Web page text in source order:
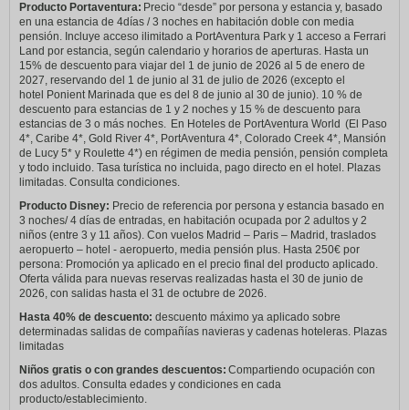
Producto Portaventura: Precio “desde” por persona y estancia y, basado
en una estancia de 4días / 3 noches en habitación doble con media
pensión. Incluye acceso ilimitado a PortAventura Park y 1 acceso a Ferrari
Land por estancia, según calendario y horarios de aperturas. Hasta un
15% de descuento para viajar del 1 de junio de 2026 al 5 de enero de
2027, reservando del 1 de junio al 31 de julio de 2026 (excepto el
hotel Ponient Marinada que es del 8 de junio al 30 de junio). 10 % de
descuento para estancias de 1 y 2 noches y 15 % de descuento para
estancias de 3 o más noches. En Hoteles de PortAventura World (El Paso
4*, Caribe 4*, Gold River 4*, PortAventura 4*, Colorado Creek 4*, Mansión
de Lucy 5* y Roulette 4*) en régimen de media pensión, pensión completa
y todo incluido. Tasa turística no incluida, pago directo en el hotel. Plazas
limitadas. Consulta condiciones.
Producto Disney: Precio de referencia por persona y estancia basado en
3 noches/ 4 días de entradas, en habitación ocupada por 2 adultos y 2
niños (entre 3 y 11 años). Con vuelos Madrid – Paris – Madrid, traslados
aeropuerto – hotel - aeropuerto, media pensión plus. Hasta 250€ por
persona: Promoción ya aplicado en el precio final del producto aplicado.
Oferta válida para nuevas reservas realizadas hasta el 30 de junio de
2026, con salidas hasta el 31 de octubre de 2026.
Hasta 40% de descuento: descuento máximo ya aplicado sobre
determinadas salidas de compañías navieras y cadenas hoteleras. Plazas
limitadas
Niños gratis o con grandes descuentos: Compartiendo ocupación con
dos adultos. Consulta edades y condiciones en cada
producto/establecimiento.